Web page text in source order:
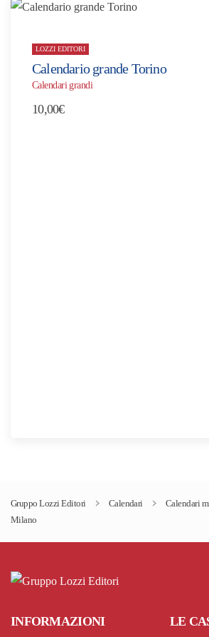
LOZZI EDITORI
Calendario grande Torino
Calendari grandi
10,00€
Gruppo Lozzi Editori Calendari Calendari
Milano
INFORMAZIONI LE